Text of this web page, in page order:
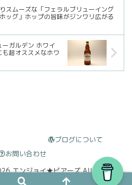
スムーズな「フェラルブリューイング
ッグ」ホップの旨味がジンワリ広がる
ガルデン ホワイ
超オススメなホワ
ブログについて
お問い合わせ
エンジョイ★ビアーズ All Rights
Reserved.